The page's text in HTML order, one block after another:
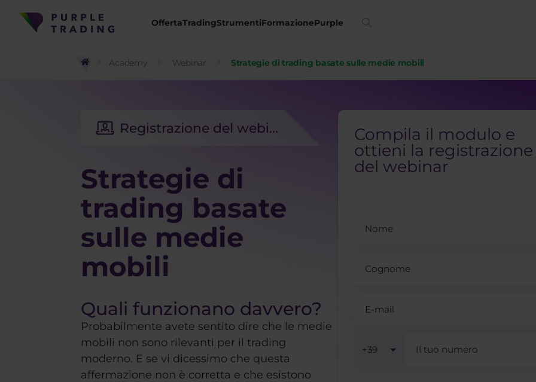
OffertaTradingStrumentiFormazionePurple
Academy Webinar Strategie di trading basate sulle medie mobili
Registrazione del webinar
Strategie di
trading basate
sulle medie
mobili
Quali funzionano davvero?
Probabilmente avete sentito dire che le medie
mobili non sono rilevanti per il trading
moderno. E se vi dicessimo che questa
affermazione non è corretta e che esistono
Compila il modulo e
ottieni la registrazione
del webinar
+39